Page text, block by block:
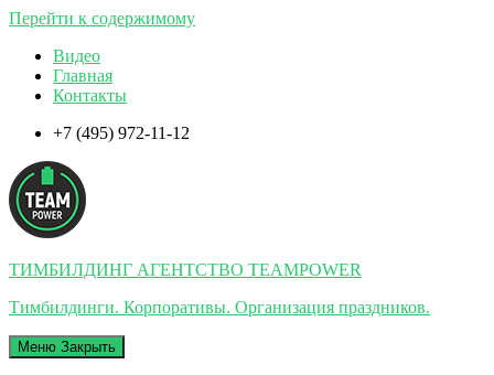
Перейти к содержимому
Видео
Главная
Контакты
+7 (495) 972-11-12
ТИМБИЛДИНГ АГЕНТСТВО TEAMPOWER
Тимбилдинги. Корпоративы. Организация праздников.
Меню Закрыть